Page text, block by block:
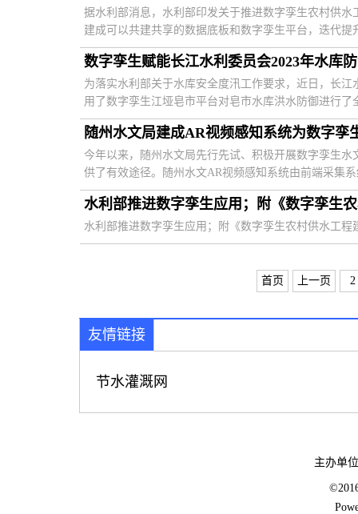
据水利部消息，水利部印发关于推进数字孪生农村供
建成可以共建共享的数据底板和数字孪生平台，迭代提
数字孪生赋能长江水利委员会2023年水库
为落实水利部关于水库安全度汛工作要求，近日，长
用了数字孪生江垭皂市平台对皂市水库洪水防御进行了
随州水文局建成AR视频感知系统为数字孪
今年以来，随州水文局先行先试、积极开展数字孪生
供了有效途径。随州水文AR视频感知系统由前端采集
水利部推进数字孪生应用；附《数字孪生
水利部推进数字孪生应用；附《数字孪生农村供水工程
首页 上一页 2
友情链接
节水灌溉网
主办单